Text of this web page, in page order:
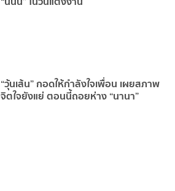
“วุ้นเส้น” กอดให้กำลังใจเพื่อน เผยสภาพ
จิตใจยังแย่ ตอนนี้ถอยห่าง “นานา”